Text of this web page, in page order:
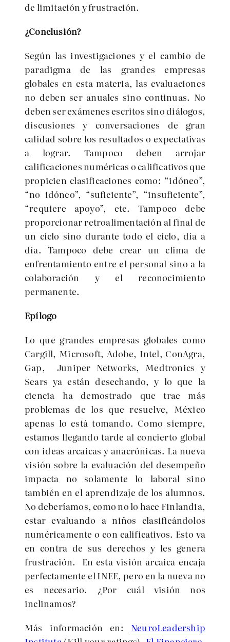
de limitación y frustración.
¿Conclusión?
Según las investigaciones y el cambio de
paradigma de las grandes empresas
globales en esta materia, las evaluaciones
no deben ser anuales sino continuas. No
deben ser exámenes escritos sino diálogos,
discusiones y conversaciones de gran
calidad sobre los resultados o expectativas
a lograr. Tampoco deben arrojar
calificaciones numéricas o calificativos que
propicien clasificaciones como: “idóneo”,
“no idóneo”, “suficiente”, “insuficiente”,
“requiere apoyo”, etc. Tampoco debe
proporcionar retroalimentación al final de
un ciclo sino durante todo el ciclo, día a
día. Tampoco debe crear un clima de
enfrentamiento entre el personal sino a la
colaboración y el reconocimiento
permanente.
Epílogo
Lo que grandes empresas globales como
Cargill, Microsoft, Adobe, Intel, ConAgra,
Gap, Juniper Networks, Medtronics y
Sears ya están desechando, y lo que la
ciencia ha demostrado que trae más
problemas de los que resuelve, México
apenas lo está tomando. Como siempre,
estamos llegando tarde al concierto global
con ideas arcaicas y anacrónicas. La nueva
visión sobre la evaluación del desempeño
impacta no solamente lo laboral sino
también en el aprendizaje de los alumnos.
No deberíamos, como no lo hace Finlandia,
estar evaluando a niños clasificándolos
numéricamente o con calificativos. Esto va
en contra de sus derechos y les genera
frustración. En esta visión arcaica encaja
perfectamente el INEE, pero en la nueva no
es necesario. ¿Por cuál visión nos
inclinamos?
Más información en: NeuroLeadership